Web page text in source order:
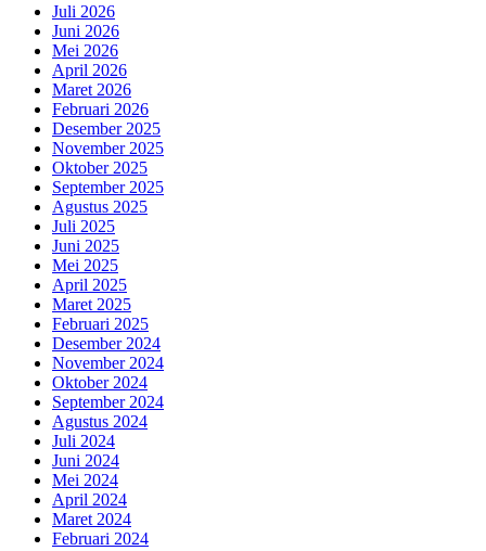
Juli 2026
Juni 2026
Mei 2026
April 2026
Maret 2026
Februari 2026
Desember 2025
November 2025
Oktober 2025
September 2025
Agustus 2025
Juli 2025
Juni 2025
Mei 2025
April 2025
Maret 2025
Februari 2025
Desember 2024
November 2024
Oktober 2024
September 2024
Agustus 2024
Juli 2024
Juni 2024
Mei 2024
April 2024
Maret 2024
Februari 2024